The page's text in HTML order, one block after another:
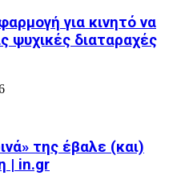
για κινητό να
ψυχικές διαταραχές
της έβαλε (και)
| in.gr